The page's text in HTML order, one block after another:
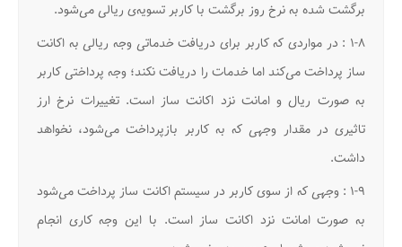
برگشت شده به نرخ روز برگشت با کاربر تسویه‌ی ریالی می‌شود.
۱-۸ : در مواردی که کاربر برای دریافت خدماتی وجه ریالی به اکانت
ساز پرداخت می‌کند اما خدمات را دریافت نکند؛ وجه پرداختی کاربر
به صورت ریال و امانت نزد اکانت ساز است. تغییرات نرخ ارز
تاثیری در مقدار وجهی که به کاربر بازپرداخت می‌شود، نخواهد
داشت.
۱-۹ : وجهی که از سوی کاربر در سیستم اکانت ساز پرداخت می‌شود
به صورت امانت نزد اکانت ساز است. با این وجه کاری انجام